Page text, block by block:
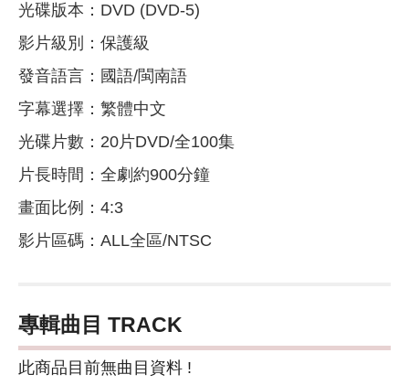
光碟版本：DVD (DVD-5)
影片級別：保護級
發音語言：國語/閩南語
字幕選擇：繁體中文
光碟片數：20片DVD/全100集
片長時間：全劇約900分鐘
畫面比例：4:3
影片區碼：ALL全區/NTSC
專輯曲目 TRACK
此商品目前無曲目資料 !